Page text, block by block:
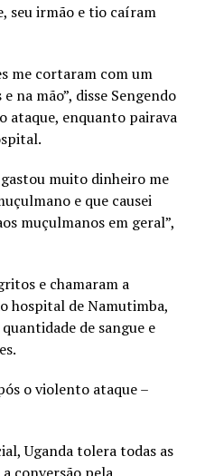
seu irmão e tio caíram
me cortaram com um
na mão”, disse Sengendo
ataque, enquanto pairava
muito dinheiro me
e que causei
muçulmanos em geral”,
e chamaram a
hospital de Namutimba,
de sangue e
o violento ataque –
Uganda tolera todas as